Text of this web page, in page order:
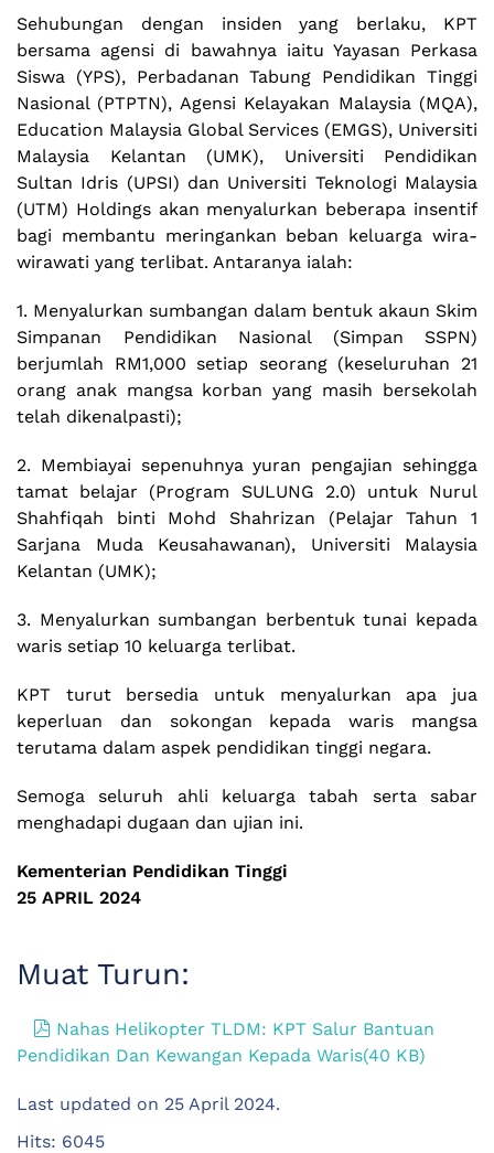
Sehubungan dengan insiden yang berlaku, KPT
bersama agensi di bawahnya iaitu Yayasan Perkasa
Siswa (YPS), Perbadanan Tabung Pendidikan Tinggi
Nasional (PTPTN), Agensi Kelayakan Malaysia (MQA),
Education Malaysia Global Services (EMGS), Universiti
Malaysia Kelantan (UMK), Universiti Pendidikan
Sultan Idris (UPSI) dan Universiti Teknologi Malaysia
(UTM) Holdings akan menyalurkan beberapa insentif
bagi membantu meringankan beban keluarga wira-
wirawati yang terlibat. Antaranya ialah:
1. Menyalurkan sumbangan dalam bentuk akaun Skim
Simpanan Pendidikan Nasional (Simpan SSPN)
berjumlah RM1,000 setiap seorang (keseluruhan 21
orang anak mangsa korban yang masih bersekolah
telah dikenalpasti);
2. Membiayai sepenuhnya yuran pengajian sehingga
tamat belajar (Program SULUNG 2.0) untuk Nurul
Shahfiqah binti Mohd Shahrizan (Pelajar Tahun 1
Sarjana Muda Keusahawanan), Universiti Malaysia
Kelantan (UMK);
3. Menyalurkan sumbangan berbentuk tunai kepada
waris setiap 10 keluarga terlibat.
KPT turut bersedia untuk menyalurkan apa jua
keperluan dan sokongan kepada waris mangsa
terutama dalam aspek pendidikan tinggi negara.
Semoga seluruh ahli keluarga tabah serta sabar
menghadapi dugaan dan ujian ini.
Kementerian Pendidikan Tinggi
25 APRIL 2024
Muat Turun:
pdf
Nahas Helikopter TLDM: KPT Salur Bantuan
Pendidikan Dan Kewangan Kepada Waris(40 KB)
Last updated on 25 April 2024.
Hits: 6045